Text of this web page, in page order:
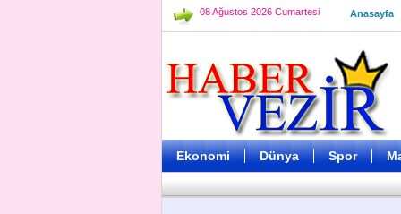
08 Ağustos 2026 Cumartesi Anasayfa
Ekonomi Dünya Spor